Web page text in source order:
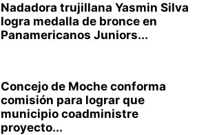
Nadadora trujillana Yasmin Silva
logra medalla de bronce en
Panamericanos Juniors...
Concejo de Moche conforma
comisión para lograr que
municipio coadministre
proyecto...